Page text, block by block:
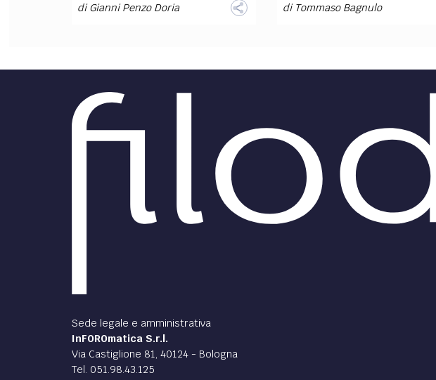
diGianni Penzo Doria di Tommaso Bagnulo
L'andamento dei fallimenti e delle
uscite dal mercato delle aziende
italiane dall’inizio della pandemia
determinata dal Covid-19.
conduzione della composizione
negoziata.
Tommaso Bagnulo
ha come finalità esclusiva quella di
monitorare “passivamente” lo
stato di crisi d’impresa.
di Patrizia Tettamanzi